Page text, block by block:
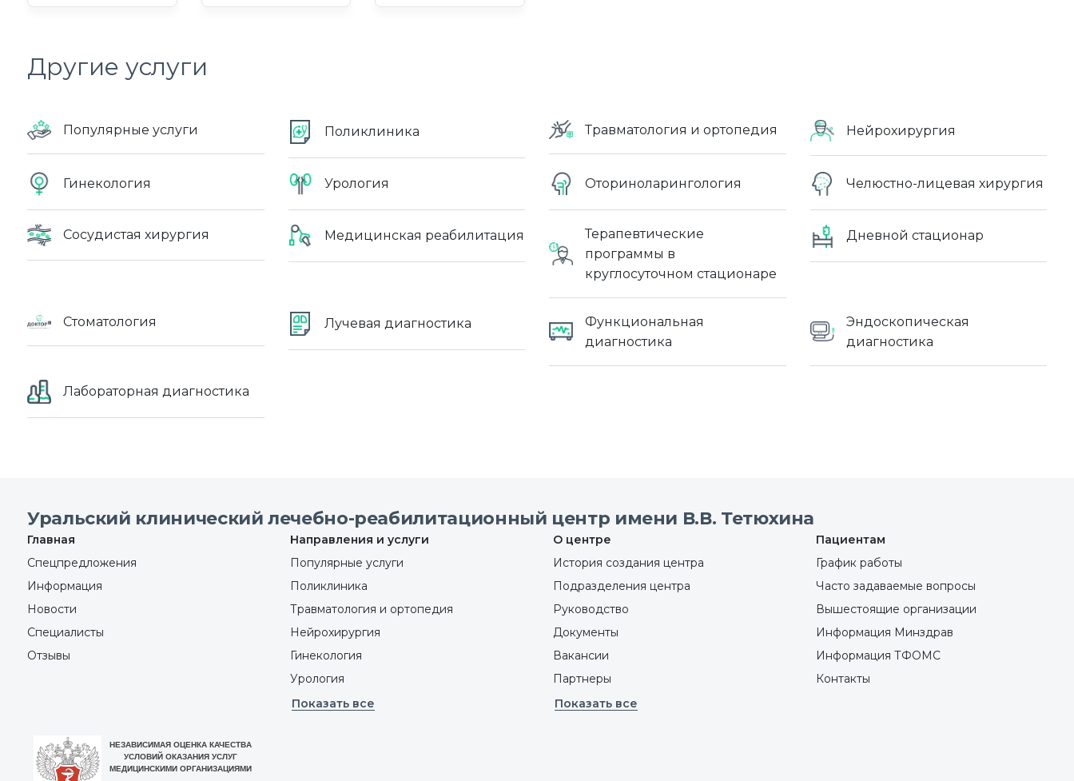
Другие услуги
Популярные услуги Поликлиника Травматология и ортопедия Нейрохирургия
Гинекология Урология Оториноларингология Челюстно-лицевая хирургия
Сосудистая хирургия Медицинская реабилитация
Терапевтические
программы в
круглосуточном стационаре
Дневной стационар
Стоматология Лучевая диагностика
Функциональная
диагностика
Эндоскопическая
диагностика
Лабораторная диагностика
Уральский клинический лечебно-реабилитационный центр имени В.В. Тетюхина
Главная
Спецпредложения
Информация
Новости
Специалисты
Отзывы
Направления и услуги
Популярные услуги
Поликлиника
Травматология и ортопедия
Нейрохирургия
Гинекология
Урология
Показать все
О центре
История создания центра
Подразделения центра
Руководство
Документы
Вакансии
Партнеры
Показать все
Пациентам
График работы
Часто задаваемые вопросы
Вышестоящие организации
Информация Минздрав
Информация ТФОМС
Контакты